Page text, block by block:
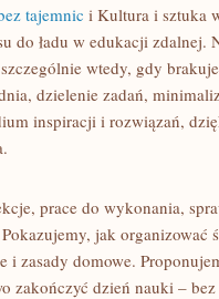
tajemnic i Kultura i sztuka
do ładu w edukacji zdalnej.
wtedy, gdy
dzielenie zadań,
inspiracji i rozwiązań,
prace do wykonania,
jak organizować
i zasady domowe.
zakończyć dzień nauki –